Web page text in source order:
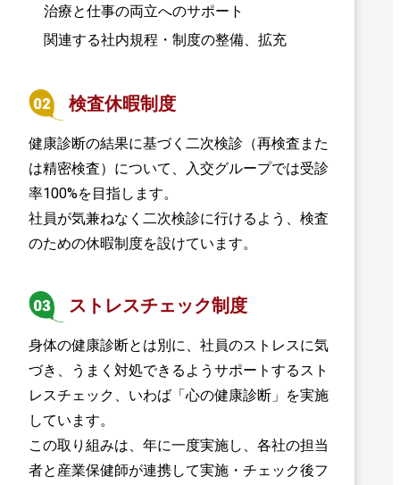
治療と仕事の両立へのサポート
関連する社内規程・制度の整備、拡充
検査休暇制度
健康診断の結果に基づく二次検診（再検査また
は精密検査）について、入交グループでは受診
率100%を目指します。
社員が気兼ねなく二次検診に行けるよう、検査
のための休暇制度を設けています。
ストレスチェック制度
身体の健康診断とは別に、社員のストレスに気
づき、うまく対処できるようサポートするスト
レスチェック、いわば「心の健康診断」を実施
しています。
この取り組みは、年に一度実施し、各社の担当
者と産業保健師が連携して実施・チェック後フ